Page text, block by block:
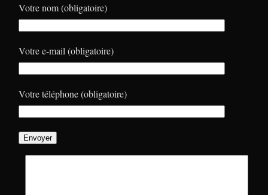
Votre nom (obligatoire)
Votre e-mail (obligatoire)
Votre téléphone (obligatoire)